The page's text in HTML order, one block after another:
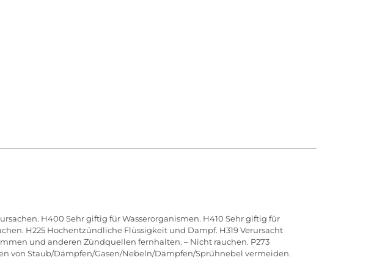
H400 Sehr giftig für Wasserorganismen. H410 Sehr giftig für
H225 Hochentzündliche Flüssigkeit und Dampf. H319 Verursacht
und anderen Zündquellen fernhalten. – Nicht rauchen. P273
von Staub/Dämpfen/Gasen/Nebeln/Dämpfen/Sprühnebel vermeiden.